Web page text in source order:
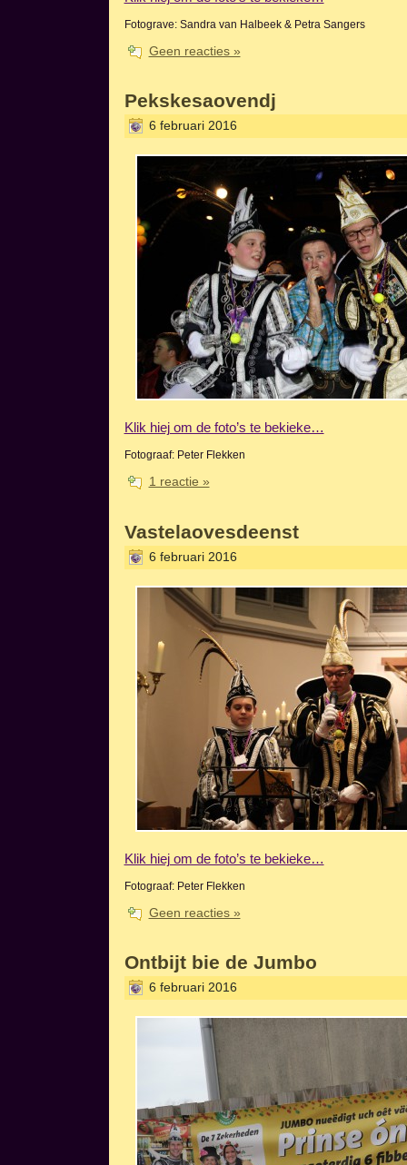
Fotograve: Sandra van Halbeek & Petra Sangers
Geen reacties »
Pekskesaovendj
6 februari 2016
Klik hiej om de foto’s te bekieke…
Fotograaf: Peter Flekken
1 reactie »
Vastelaovesdeenst
6 februari 2016
Klik hiej om de foto’s te bekieke…
Fotograaf: Peter Flekken
Geen reacties »
Ontbijt bie de Jumbo
6 februari 2016